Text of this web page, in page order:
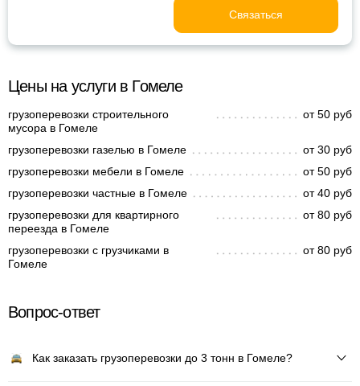
Связаться
Цены на услуги в Гомеле
грузоперевозки строительного
мусора в Гомеле
от 50 руб
грузоперевозки газелью в Гомеле
от 30 руб
грузоперевозки мебели в Гомеле
от 50 руб
грузоперевозки частные в Гомеле
от 40 руб
грузоперевозки для квартирного
переезда в Гомеле
от 80 руб
грузоперевозки с грузчиками в
Гомеле
от 80 руб
Вопрос-ответ
Как заказать грузоперевозки до 3 тонн в Гомеле?